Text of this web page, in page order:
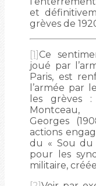
et
grèves de
[1] Ce
joué par
Paris, est
l’armée par
les grèves :
Montceau,
Georges
actions
du « Sou du
pour les
militaire,